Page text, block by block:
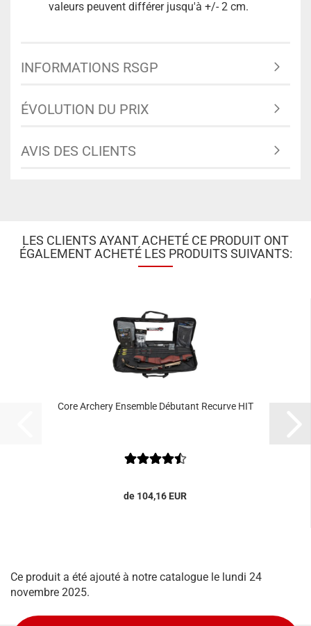
valeurs peuvent différer jusqu'à +/- 2 cm.
INFORMATIONS RSGP
ÉVOLUTION DU PRIX
AVIS DES CLIENTS
LES CLIENTS AYANT ACHETÉ CE PRODUIT ONT
ÉGALEMENT ACHETÉ LES PRODUITS SUIVANTS:
Core Archery Ensemble Débutant Recurve HIT
de 104,16 EUR
Ce produit a été ajouté à notre catalogue le lundi 24
novembre 2025.